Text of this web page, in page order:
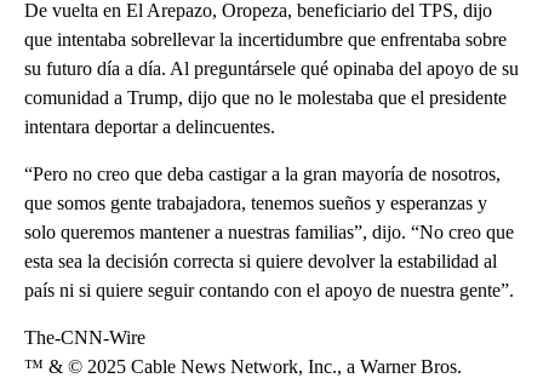
De vuelta en El Arepazo, Oropeza, beneficiario del TPS, dijo
que intentaba sobrellevar la incertidumbre que enfrentaba sobre
su futuro día a día. Al preguntársele qué opinaba del apoyo de su
comunidad a Trump, dijo que no le molestaba que el presidente
intentara deportar a delincuentes.
“Pero no creo que deba castigar a la gran mayoría de nosotros,
que somos gente trabajadora, tenemos sueños y esperanzas y
solo queremos mantener a nuestras familias”, dijo. “No creo que
esta sea la decisión correcta si quiere devolver la estabilidad al
país ni si quiere seguir contando con el apoyo de nuestra gente”.
The-CNN-Wire
™ & © 2025 Cable News Network, Inc., a Warner Bros.